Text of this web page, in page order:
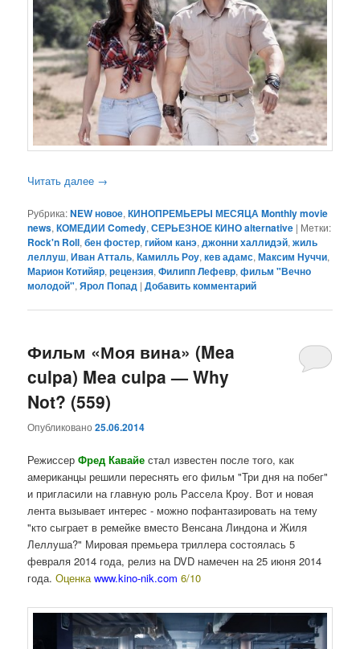
Читать далее →
Рубрика:NEW новое,КИНОПРЕМЬЕРЫ МЕСЯЦА Monthly movie
news,КОМЕДИИ Comedy,СЕРЬЕЗНОЕ КИНО alternative | Метки:
Rock'n Roll,бен фостер,гийом канэ,джонни халлидэй,жиль
леллуш,Иван Атталь,Камилль Роу,кев адамс,Максим Нуччи,
Марион Котийяр,рецензия,Филипп Лефевр,фильм "Вечно
молодой",Ярол Попад |Добавить комментарий
Фильм «Моя вина» (Mea
culpa) Mea culpa — Why
Not? (559)
Опубликовано25.06.2014
РежиссерФред Кавайе стал известен после того, как
американцы решили переснять его фильм "Три дня на побег"
и пригласили на главную роль Рассела Кроу. Вот и новая
лента вызывает интерес - можно пофантазировать на тему
"кто сыграет в ремейке вместо Венсана Линдона и Жиля
Леллуша?" Мировая премьера триллера состоялась 5
февраля 2014 года, релиз на DVD намечен на 25 июня 2014
года.Оценкаwww.kino-nik.com6/10